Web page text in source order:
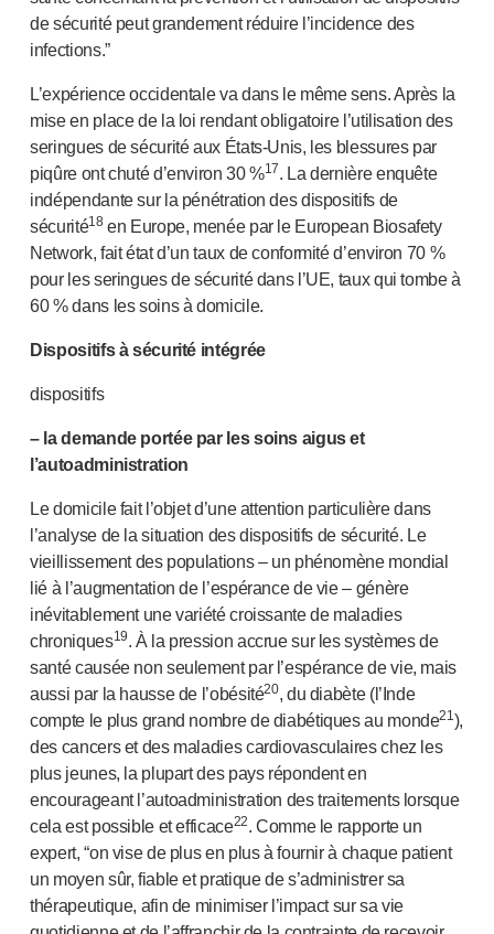
de sécurité peut grandement réduire l’incidence des
infections.”
L’expérience occidentale va dans le même sens. Après la
mise en place de la loi rendant obligatoire l’utilisation des
seringues de sécurité aux États-Unis, les blessures par
piqûre ont chuté d’environ 30 %17. La dernière enquête
indépendante sur la pénétration des dispositifs de
sécurité18en Europe, menée par le European Biosafety
Network, fait état d’un taux de conformité d’environ 70 %
pour les seringues de sécurité dans l’UE, taux qui tombe à
60 % dans les soins à domicile.
Dispositifs à sécurité intégrée
dispositifs
– la demande portée par les soins aigus et
l’autoadministration
Le domicile fait l’objet d’une attention particulière dans
l’analyse de la situation des dispositifs de sécurité. Le
vieillissement des populations – un phénomène mondial
lié à l’augmentation de l’espérance de vie – génère
inévitablement une variété croissante de maladies
chroniques19. À la pression accrue sur les systèmes de
santé causée non seulement par l’espérance de vie, mais
aussi par la hausse de l’obésité20, du diabète (l’Inde
compte le plus grand nombre de diabétiques au monde21 ),
des cancers et des maladies cardiovasculaires chez les
plus jeunes, la plupart des pays répondent en
encourageant l’autoadministration des traitements lorsque
cela est possible et efficace22. Comme le rapporte un
expert, “on vise de plus en plus à fournir à chaque patient
un moyen sûr, fiable et pratique de s’administrer sa
thérapeutique, afin de minimiser l’impact sur sa vie